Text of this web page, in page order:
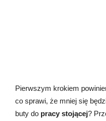
Pierwszym krokiem
co sprawi, że mniej się
buty do pracy stojącej?